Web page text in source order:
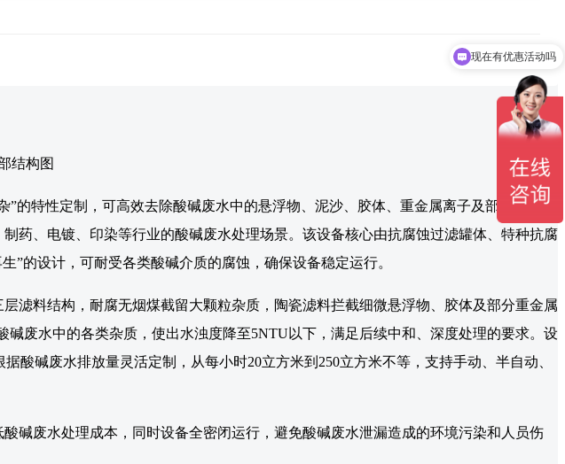
的特性定制，可高效去除酸碱废水中的悬浮物、泥沙、胶体、重金属离子及部分有机
药、电镀、印染等行业的酸碱废水处理场景。该设备核心由抗腐蚀过滤罐体、特种抗腐
”的设计，可耐受各类酸碱介质的腐蚀，确保设备稳定运行。
滤料结构，耐腐无烟煤截留大颗粒杂质，陶瓷滤料拦截细微悬浮物、胶体及部分重金属
废水中的各类杂质，使出水浊度降至5NTU以下，满足后续中和、深度处理的要求。设
碱废水排放量灵活定制，从每小时20立方米到250立方米不等，支持手动、半自动、
碱废水处理成本，同时设备全密闭运行，避免酸碱废水泄漏造成的环境污染和人员伤
现在有优惠活动吗